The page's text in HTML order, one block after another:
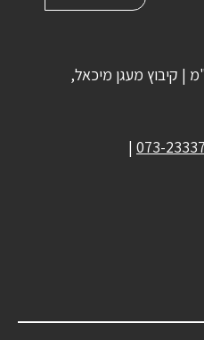
| קיבוץ מעגן מיכאל,
073-
|